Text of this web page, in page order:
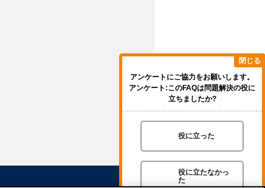
閉じる
アンケートにご協力をお願いします。
アンケート:このFAQは問題解決の役に
立ちましたか?
役に立った
役に立たなかっ
た